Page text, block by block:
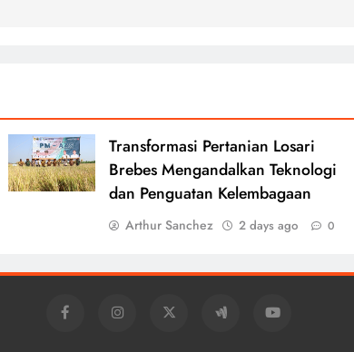
Transformasi Pertanian Losari
Brebes Mengandalkan Teknologi
dan Penguatan Kelembagaan
Arthur Sanchez 2 days ago 0